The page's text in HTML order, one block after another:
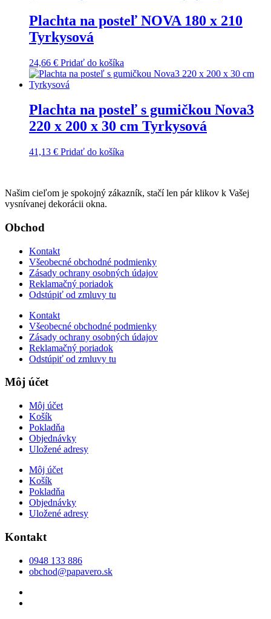
Plachta na posteľ NOVA 180 x 210
Tyrkysová
24,66 € Pridať do košíka
Plachta na posteľ s gumičkou Nova3
220 x 200 x 30 cm Tyrkysová
41,13 € Pridať do košíka
Našim cieľom je spokojný zákazník, stačí len pár klikov k Vašej
vysnívanej dekorácii okna.
Obchod
Kontakt
Všeobecné obchodné podmienky
Zásady ochrany osobných údajov
Reklamačný poriadok
Odstúpiť od zmluvy tu
Kontakt
Všeobecné obchodné podmienky
Zásady ochrany osobných údajov
Reklamačný poriadok
Odstúpiť od zmluvy tu
Môj účet
Môj účet
Košík
Pokladňa
Objednávky
Uložené adresy
Môj účet
Košík
Pokladňa
Objednávky
Uložené adresy
Kontakt
0948 133 886
obchod@papavero.sk